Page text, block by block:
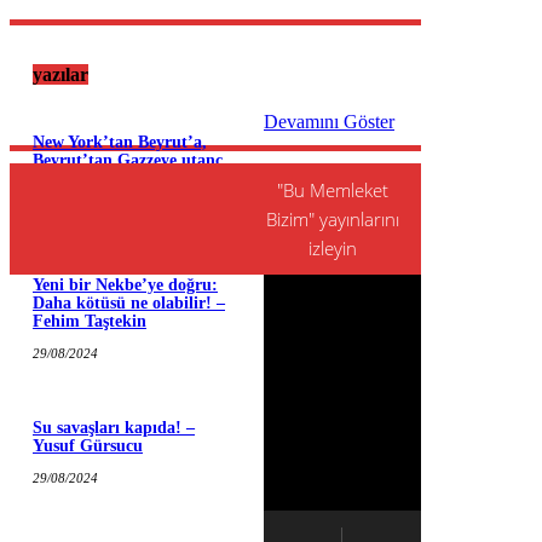
yazılar
New York’tan Beyrut’a,
Beyrut’tan Gazzeye utanç
Yeni bir Nekbe’ye doğru:
Daha kötüsü ne olabilir! –
Fehim Taştekin
29/08/2024
Su savaşları kapıda! –
Yusuf Gürsucu
29/08/2024
Devamını Göster
"Bu Memleket
Bizim" yayınlarını
izleyin